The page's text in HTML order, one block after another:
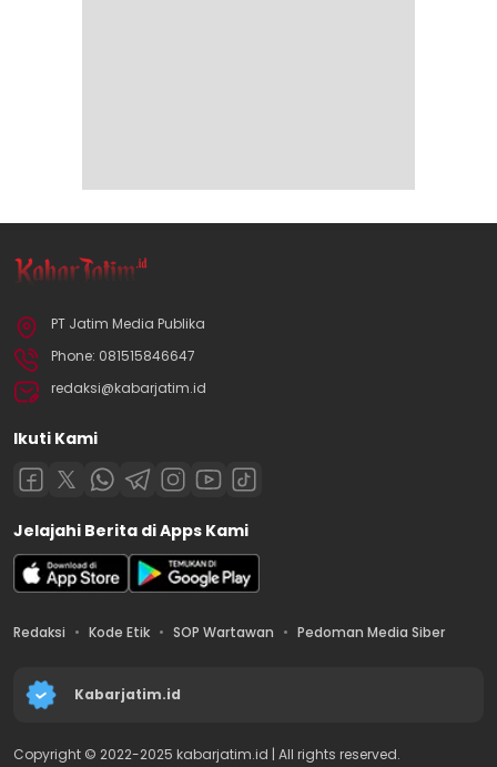
PT Jatim Media Publika
Phone: 081515846647
redaksi@kabarjatim.id
Ikuti Kami
Jelajahi Berita di Apps Kami
Redaksi Kode Etik SOP Wartawan Pedoman Media Siber
Kabarjatim.id
Copyright © 2022-2025 kabarjatim.id | All rights reserved.